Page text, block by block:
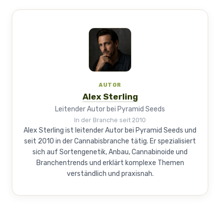
AUTOR
Alex Sterling
Leitender Autor bei Pyramid Seeds
In der Branche seit 2010
Alex Sterling ist leitender Autor bei Pyramid Seeds und
seit 2010 in der Cannabisbranche tätig. Er spezialisiert
sich auf Sortengenetik, Anbau, Cannabinoide und
Branchentrends und erklärt komplexe Themen
verständlich und praxisnah.